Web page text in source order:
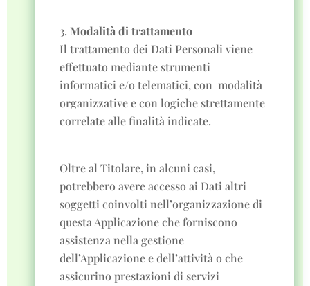
Modalità di trattamento
Il trattamento dei Dati Personali viene
effettuato mediante strumenti
informatici e/o telematici, con modalità
organizzative e con logiche strettamente
correlate alle finalità indicate.
Oltre al Titolare, in alcuni casi,
potrebbero avere accesso ai Dati altri
soggetti coinvolti nell’organizzazione di
questa Applicazione che forniscono
assistenza nella gestione
dell’Applicazione e dell’attività o che
assicurino prestazioni di servizi